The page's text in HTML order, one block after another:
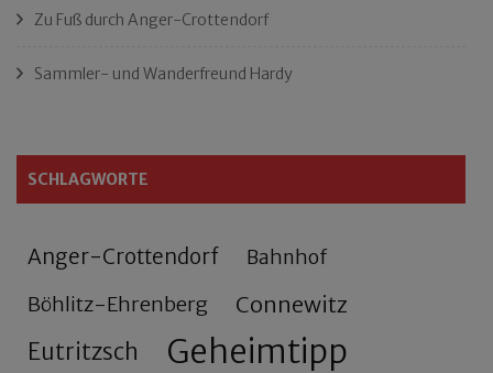
Zu Fuß durch Anger-Crottendorf
Sammler- und Wanderfreund Hardy
SCHLAGWORTE
Anger-Crottendorf Bahnhof
Böhlitz-Ehrenberg Connewitz
Eutritzsch Geheimtipp